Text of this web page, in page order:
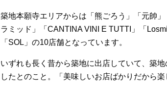
築地本願寺エリアからは「熊ごろう」「元帥
ラミッド」「CANTINA VINI E TUTTI」「
「SOL」の10店舗となっています。
いずれも長く昔から築地に出店していて、築
したとのこと。「美味しいお店ばかりだから